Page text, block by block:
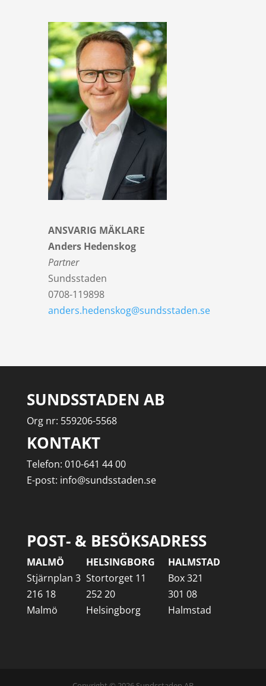
ANSVARIG MÄKLARE
Anders Hedenskog
Partner
Sundsstaden
0708-119898
anders.hedenskog@sundsstaden.se
SUNDSSTADEN AB
Org nr: 559206-5568
KONTAKT
Telefon: 010-641 44 00
E-post: info@sundsstaden.se
POST- & BESÖKSADRESS
MALMÖ
Stjärnplan 3
216 18
Malmö
HELSINGBORG
Stortorget 11
252 20
Helsingborg
HALMSTAD
Box 321
301 08
Halmstad